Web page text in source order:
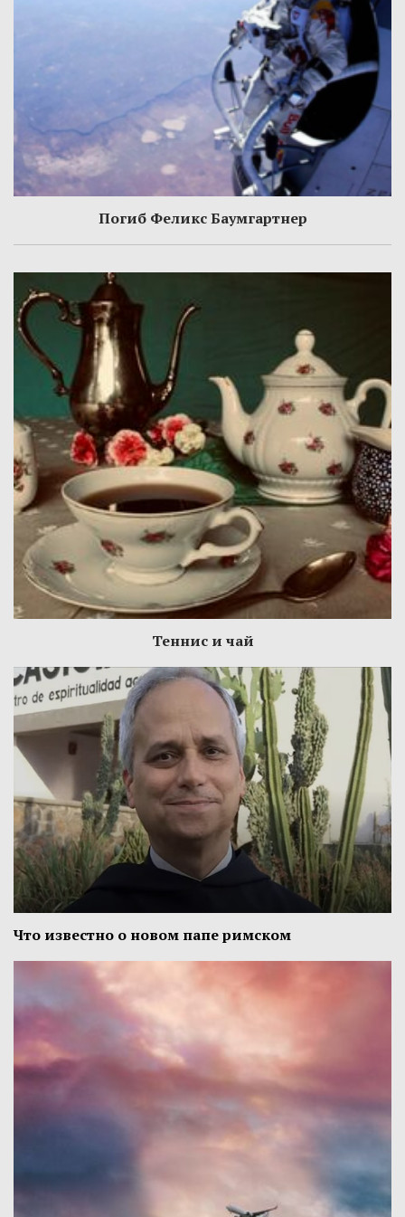
Погиб Феликс Баумгартнер
Теннис и чай
Что известно о новом папе римском